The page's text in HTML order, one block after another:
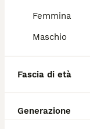
Femmina
Maschio
Fascia di età
Generazione
Quali
Border
Il Rough